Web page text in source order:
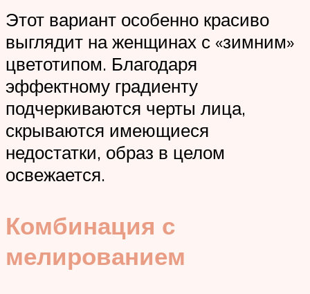
Этот вариант особенно красиво
выглядит на женщинах с «зимним»
цветотипом. Благодаря
эффектному градиенту
подчеркиваются черты лица,
скрываются имеющиеся
недостатки, образ в целом
освежается.
Комбинация с
мелированием